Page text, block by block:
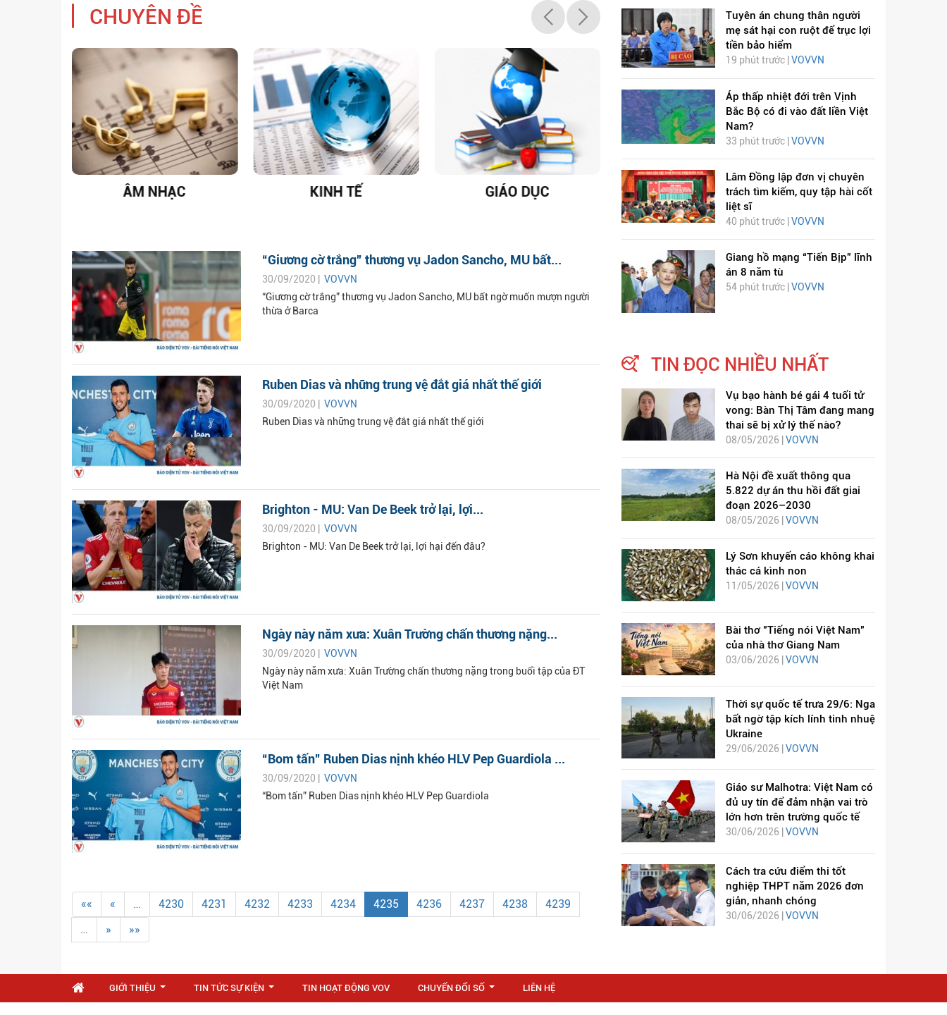
CHUYÊN ĐỀ
ÂM NHẠC KINH TẾ GIÁO DỤC
DỊCH VIÊM PHỔI COVID-
19
HÁT LÊN VIỆT NAM
“Giương cờ trắng” thương vụ Jadon Sancho, MU bất...
30/09/2020 | VOVVN
“Giương cờ trắng” thương vụ Jadon Sancho, MU bất ngờ muốn mượn người
thừa ở Barca
Ruben Dias và những trung vệ đắt giá nhất thế giới
30/09/2020 | VOVVN
Ruben Dias và những trung vệ đắt giá nhất thế giới
Brighton - MU: Van De Beek trở lại, lợi...
30/09/2020 | VOVVN
Brighton - MU: Van De Beek trở lại, lợi hại đến đâu?
Ngày này năm xưa: Xuân Trường chấn thương nặng...
30/09/2020 | VOVVN
Ngày này năm xưa: Xuân Trường chấn thương nặng trong buổi tập của ĐT
Việt Nam
“Bom tấn” Ruben Dias nịnh khéo HLV Pep Guardiola ...
30/09/2020 | VOVVN
“Bom tấn” Ruben Dias nịnh khéo HLV Pep Guardiola
«« « … 4230 4231 4232 4233 4234 4235 4236 4237 4238
4239
…
» »»
Tuyên án chung thân người
mẹ sát hại con ruột để trục lợi
tiền bảo hiểm
19 phút trước |VOVVN
Áp thấp nhiệt đới trên Vịnh
Bắc Bộ có đi vào đất liền Việt
Nam?
33 phút trước | VOVVN
Lâm Đồng lập đơn vị chuyên
trách tìm kiếm, quy tập hài cốt
liệt sĩ
40 phút trước | VOVVN
Giang hồ mạng “Tiến Bịp” lĩnh
án 8 năm tù
54 phút trước | VOVVN
TIN ĐỌC NHIỀU NHẤT
Vụ bạo hành bé gái 4 tuổi tử
vong: Bàn Thị Tâm đang mang
thai sẽ bị xử lý thế nào?
08/05/2026 | VOVVN
Hà Nội đề xuất thông qua
5.822 dự án thu hồi đất giai
đoạn 2026–2030
08/05/2026 | VOVVN
Lý Sơn khuyến cáo không khai
thác cá kình non
11/05/2026 | VOVVN
Bài thơ "Tiếng nói Việt Nam"
của nhà thơ Giang Nam
03/06/2026 | VOVVN
Thời sự quốc tế trưa 29/6: Nga
bất ngờ tập kích lính tinh nhuệ
Ukraine
29/06/2026 | VOVVN
Giáo sư Malhotra: Việt Nam có
đủ uy tín để đảm nhận vai trò
lớn hơn trên trường quốc tế
30/06/2026 | VOVVN
Cách tra cứu điểm thi tốt
nghiệp THPT năm 2026 đơn
giản, nhanh chóng
30/06/2026 | VOVVN
GIỚI THIỆU TIN TỨC SỰ KIỆN TIN HOẠT ĐỘNG VOV CHUYỂN ĐỔI SỐ LIÊN HỆ